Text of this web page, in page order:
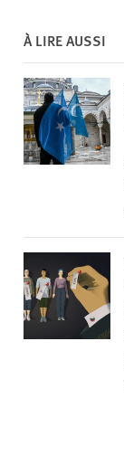
À LIRE AUSSI